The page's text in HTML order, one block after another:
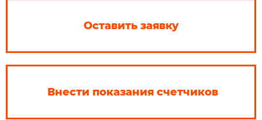
Оставить заявку
Внести показания счетчиков